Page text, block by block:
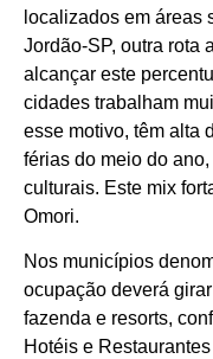
localizados em áreas
Jordão-SP, outra rota
alcançar este
cidades trabalham
esse motivo, têm alta
férias do meio do
culturais. Este mix
Omori.
Nos municípios
ocupação deverá
fazenda e resorts,
Hotéis e